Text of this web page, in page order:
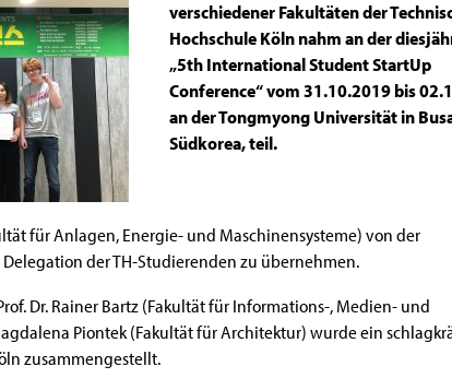
verschiedener Fakultäten der
Hochschule Köln nahm an der
„5th International Student StartUp
Conference“ vom 31.10.2019 bis
an der Tongmyong Universität in
Südkorea, teil.
für Anlagen, Energie- und Maschinensysteme) von der
der TH-Studierenden zu übernehmen.
Dr. Rainer Bartz (Fakultät für Informations-, Medien- und
Piontek (Fakultät für Architektur) wurde ein
zusammengestellt.